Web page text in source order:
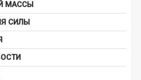
МАССЫ
СИЛЫ